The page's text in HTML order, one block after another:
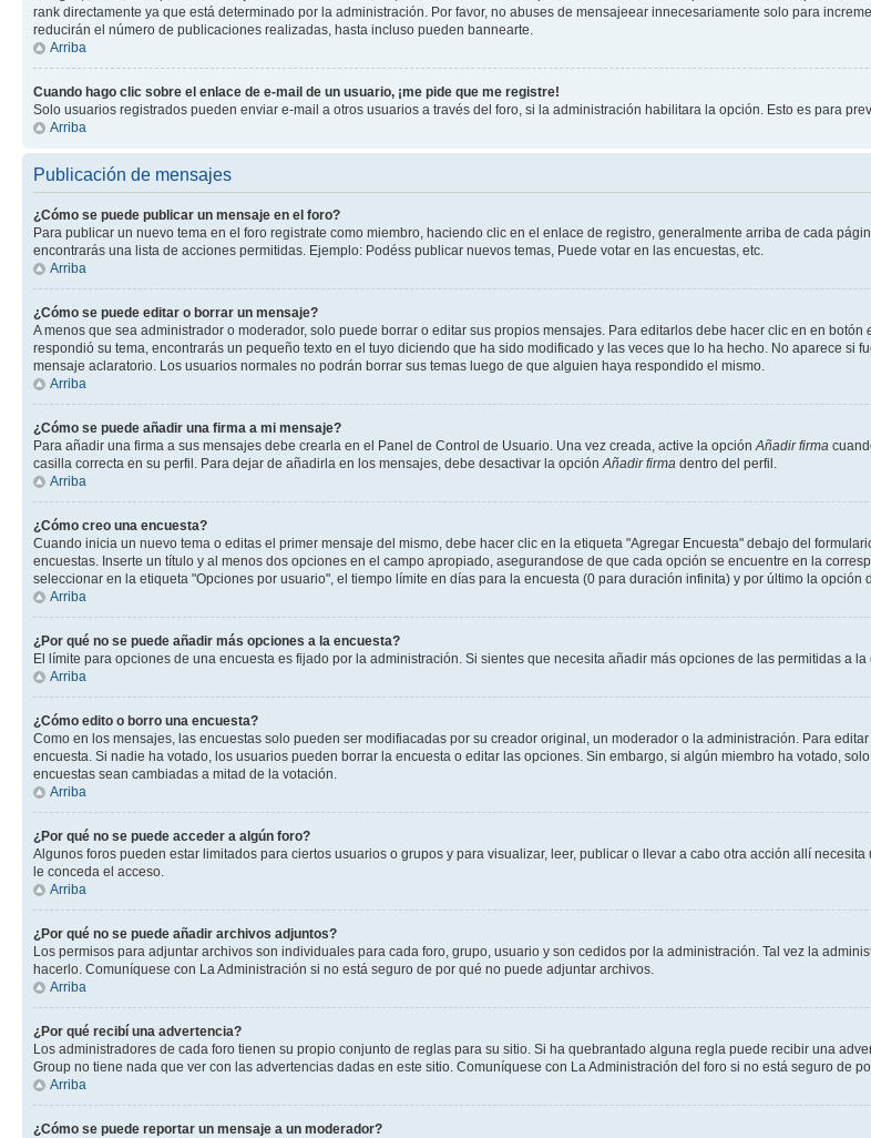
rank directamente ya que está determinado por la administración. Por favor, no abuses de mensajeear innecesariamente solo para
reducirán el número de publicaciones realizadas, hasta incluso pueden bannearte.
Arriba
Cuando hago clic sobre el enlace de e-mail de un usuario, ¡me pide que me registre!
Solo usuarios registrados pueden enviar e-mail a otros usuarios a través del foro, si la administración habilitara la opción. Esto es para
Arriba
Publicación de mensajes
¿Cómo se puede publicar un mensaje en el foro?
Para publicar un nuevo tema en el foro registrate como miembro, haciendo clic en el enlace de registro, generalmente arriba de cada
encontrarás una lista de acciones permitidas. Ejemplo: Podéss publicar nuevos temas, Puede votar en las encuestas, etc.
Arriba
¿Cómo se puede editar o borrar un mensaje?
A menos que sea administrador o moderador, solo puede borrar o editar sus propios mensajes. Para editarlos debe hacer clic en en botón
respondió su tema, encontrarás un pequeño texto en el tuyo diciendo que ha sido modificado y las veces que lo ha hecho. No aparece
mensaje aclaratorio. Los usuarios normales no podrán borrar sus temas luego de que alguien haya respondido el mismo.
Arriba
¿Cómo se puede añadir una firma a mi mensaje?
Para añadir una firma a sus mensajes debe crearla en el Panel de Control de Usuario. Una vez creada, active la opciónAñadir firma
casilla correcta en su perfil. Para dejar de añadirla en los mensajes, debe desactivar la opciónAñadir firma dentro del perfil.
Arriba
¿Cómo creo una encuesta?
Cuando inicia un nuevo tema o editas el primer mensaje del mismo, debe hacer clic en la etiqueta "Agregar Encuesta" debajo del
encuestas. Inserte un título y al menos dos opciones en el campo apropiado, asegurandose de que cada opción se encuentre en la
seleccionar en la etiqueta "Opciones por usuario", el tiempo límite en días para la encuesta (0 para duración infinita) y por último la opción
Arriba
¿Por qué no se puede añadir más opciones a la encuesta?
El límite para opciones de una encuesta es fijado por la administración. Si sientes que necesita añadir más opciones de las permitidas a
Arriba
¿Cómo edito o borro una encuesta?
Como en los mensajes, las encuestas solo pueden ser modifiacadas por su creador original, un moderador o la administración. Para
encuesta. Si nadie ha votado, los usuarios pueden borrar la encuesta o editar las opciones. Sin embargo, si algún miembro ha votado,
encuestas sean cambiadas a mitad de la votación.
Arriba
¿Por qué no se puede acceder a algún foro?
Algunos foros pueden estar limitados para ciertos usuarios o grupos y para visualizar, leer, publicar o llevar a cabo otra acción allí
le conceda el acceso.
Arriba
¿Por qué no se puede añadir archivos adjuntos?
Los permisos para adjuntar archivos son individuales para cada foro, grupo, usuario y son cedidos por la administración. Tal vez la
hacerlo. Comuníquese con La Administración si no está seguro de por qué no puede adjuntar archivos.
Arriba
¿Por qué recibí una advertencia?
Los administradores de cada foro tienen su propio conjunto de reglas para su sitio. Si ha quebrantado alguna regla puede recibir una
Group no tiene nada que ver con las advertencias dadas en este sitio. Comuníquese con La Administración del foro si no está seguro de
Arriba
¿Cómo se puede reportar un mensaje a un moderador?